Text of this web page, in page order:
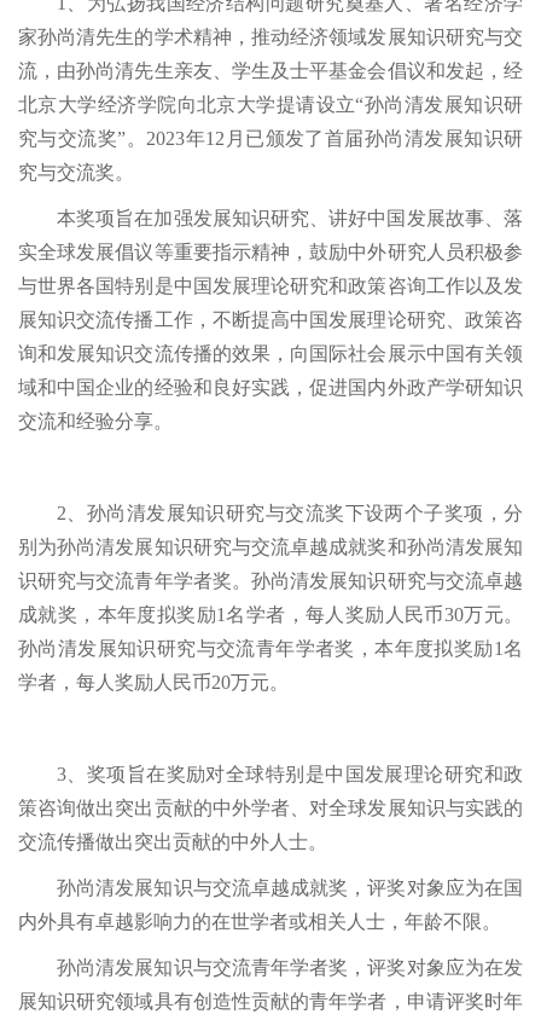
家孙尚清先生的学术精神，推动经济领域发展知识研究与交
流，由孙尚清先生亲友、学生及士平基金会倡议和发起，经
北京大学经济学院向北京大学提请设立“孙尚清发展知识研
究与交流奖”。2023年12月已颁发了首届孙尚清发展知识研
究与交流奖。
本奖项旨在加强发展知识研究、讲好中国发展故事、落
实全球发展倡议等重要指示精神，鼓励中外研究人员积极参
与世界各国特别是中国发展理论研究和政策咨询工作以及发
展知识交流传播工作，不断提高中国发展理论研究、政策咨
询和发展知识交流传播的效果，向国际社会展示中国有关领
域和中国企业的经验和良好实践，促进国内外政产学研知识
交流和经验分享。
2、孙尚清发展知识研究与交流奖下设两个子奖项，分
别为孙尚清发展知识研究与交流卓越成就奖和孙尚清发展知
识研究与交流青年学者奖。孙尚清发展知识研究与交流卓越
成就奖，本年度拟奖励1名学者，每人奖励人民币30万元。
孙尚清发展知识研究与交流青年学者奖，本年度拟奖励1名
学者，每人奖励人民币20万元。
3、奖项旨在奖励对全球特别是中国发展理论研究和政
策咨询做出突出贡献的中外学者、对全球发展知识与实践的
交流传播做出突出贡献的中外人士。
孙尚清发展知识与交流卓越成就奖，评奖对象应为在国
内外具有卓越影响力的在世学者或相关人士，年龄不限。
孙尚清发展知识与交流青年学者奖，评奖对象应为在发
展知识研究领域具有创造性贡献的青年学者，申请评奖时年